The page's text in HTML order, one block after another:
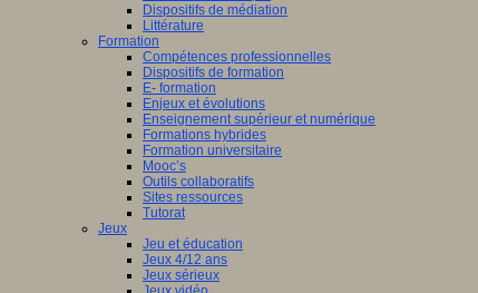
Dispositifs de médiation
Littérature
Formation
Compétences professionnelles
Dispositifs de formation
E- formation
Enjeux et évolutions
Enseignement supérieur et numérique
Formations hybrides
Formation universitaire
Mooc’s
Outils collaboratifs
Sites ressources
Tutorat
Jeux
Jeu et éducation
Jeux 4/12 ans
Jeux sérieux